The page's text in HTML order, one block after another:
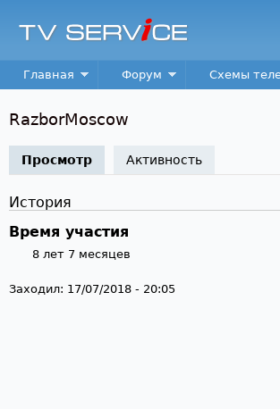
TV
Service
Main menu
Главная Форум Схемы
RazborMoscow
Просмотр (активная вкладка)
Активность
История
Время участия
8 лет 7 месяцев
Заходил: 17/07/2018 - 20:05